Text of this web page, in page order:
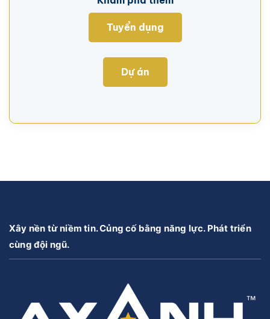
Tuyển dụng
Dự án
Xây nền từ niềm tin. Củng cố bằng năng lực. Phát triển
cùng đội ngũ.